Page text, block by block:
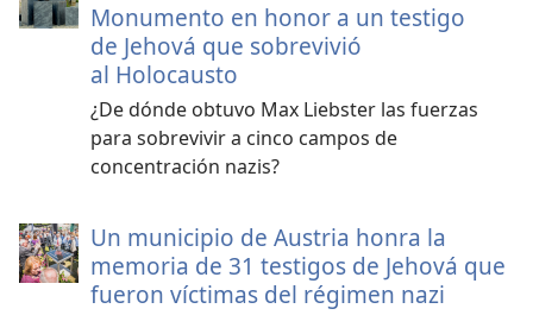
Monumento en honor a un testigo
de Jehová que sobrevivió
al Holocausto
¿De dónde obtuvo Max Liebster las fuerzas
para sobrevivir a cinco campos de
concentración nazis?
Un municipio de Austria honra la
memoria de 31 testigos de Jehová que
fueron víctimas del régimen nazi